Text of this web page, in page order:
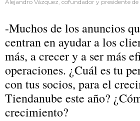
Alejandro Vázquez, cofundador y presidente
-Muchos de los anuncios
centran en ayudar a los
más, a crecer y a ser más
operaciones. ¿Cuál es tu
con tus socios, para el
Tiendanube este año?
crecimiento?